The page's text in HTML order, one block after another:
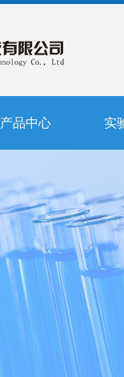
产品中心 实